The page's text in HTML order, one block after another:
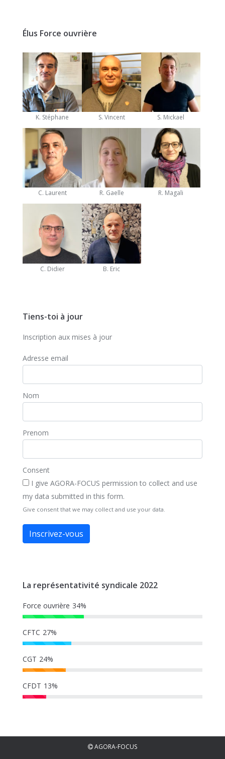
Élus Force ouvrière
K. Stéphane S. Vincent S. Mickael
C. Laurent R. Gaelle R. Magali
C. Didier B. Eric
Tiens-toi à jour
Inscription aux mises à jour
Adresse email
Nom
Prenom
Consent
I give AGORA-FOCUS permission to collect and use
my data submitted in this form.
Give consent that we may collect and use your data.
Inscrivez-vous
La représentativité syndicale 2022
Force ouvrière 34%
CFTC 27%
CGT 24%
CFDT 13%
AGORA-FOCUS